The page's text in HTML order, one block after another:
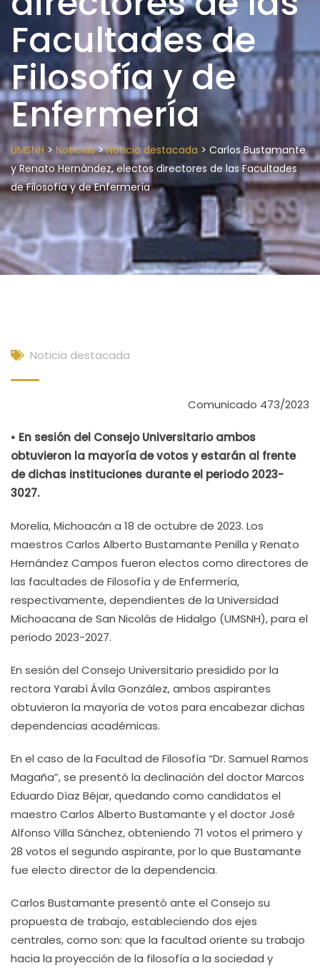
Facultades de
Filosofía y de
Enfermería
UMSNH > Noticias>Noticia destacada > Carlos Bustamante
y Renato Hernández, electos directores de las Facultades
de Filosofía y de Enfermería
Noticia destacada
Comunicado 473/2023
• En sesión del Consejo Universitario ambos
obtuvieron la mayoría de votos y estarán al frente
de dichas instituciones durante el periodo 2023-
3027.
Morelia, Michoacán a 18 de octubre de 2023. Los
maestros Carlos Alberto Bustamante Penilla y Renato
Hernández Campos fueron electos como directores de
las facultades de Filosofía y de Enfermería,
respectivamente, dependientes de la Universidad
Michoacana de San Nicolás de Hidalgo (UMSNH), para el
periodo 2023-2027.
En sesión del Consejo Universitario presidido por la
rectora Yarabí Ávila González, ambos aspirantes
obtuvieron la mayoría de votos para encabezar dichas
dependencias académicas.
En el caso de la Facultad de Filosofía “Dr. Samuel Ramos
Magaña”, se presentó la declinación del doctor Marcos
Eduardo Díaz Béjar, quedando como candidatos el
maestro Carlos Alberto Bustamante y el doctor José
Alfonso Villa Sánchez, obteniendo 71 votos el primero y
28 votos el segundo aspirante, por lo que Bustamante
fue electo director de la dependencia.
Carlos Bustamante presentó ante el Consejo su
propuesta de trabajo, estableciendo dos ejes
centrales, como son: que la facultad oriente su trabajo
hacia la proyección de la filosofía a la sociedad y